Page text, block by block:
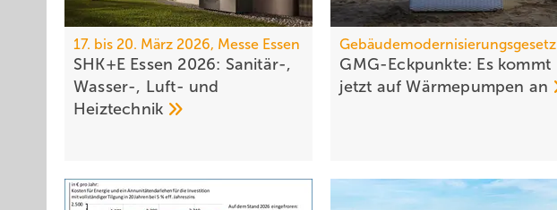
17. bis 20. März 2026, Messe Essen
SHK+E Essen 2026: Sanitär-,
Wasser-, Luft- und
Heiztechnik
Gebäudemodernisierungsgesetz
GMG-Eckpunkte: Es kommt
jetzt auf Wärmepumpen an